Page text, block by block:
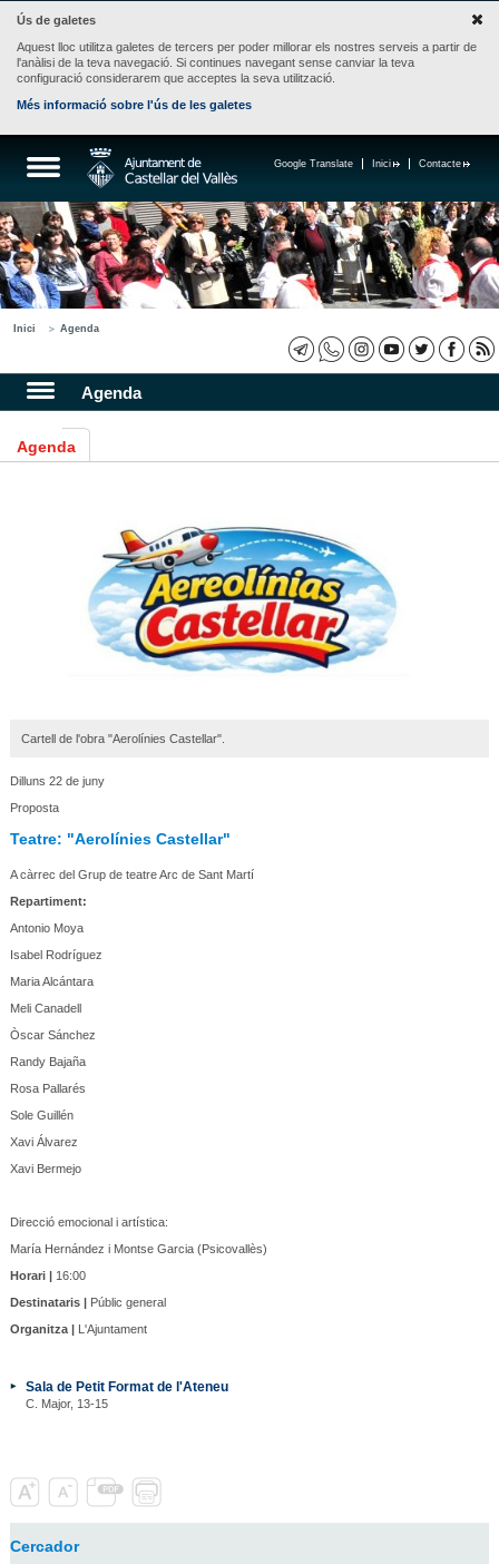
Ús de galetes
Aquest lloc utilitza galetes de tercers per poder millorar els nostres serveis a partir de
l'anàlisi de la teva navegació. Si continues navegant sense canviar la teva
configuració considerarem que acceptes la seva utilització.
Més informació sobre l'ús de les galetes
Contacte
Inici
Google Translate
Inici Agenda
Agenda
Agenda
Cartell de l'obra "Aerolínies Castellar".
Dilluns 22 de juny
Proposta
Teatre: "Aerolínies Castellar"
A càrrec del Grup de teatre Arc de Sant Martí
Repartiment:
Antonio Moya
Isabel Rodríguez
Maria Alcántara
Meli Canadell
Òscar Sánchez
Randy Bajaña
Rosa Pallarés
Sole Guillén
Xavi Álvarez
Xavi Bermejo
Direcció emocional i artística:
María Hernández i Montse Garcia (Psicovallès)
Horari |16:00
Destinataris |Públic general
Organitza |L'Ajuntament
Sala de Petit Format de l'Ateneu
C. Major, 13-15
Cercador